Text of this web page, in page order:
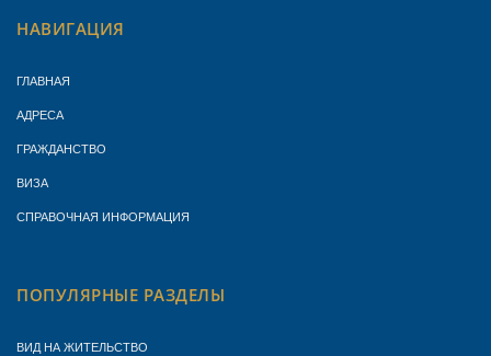
НАВИГАЦИЯ
ГЛАВНАЯ
АДРЕСА
ГРАЖДАНСТВО
ВИЗА
СПРАВОЧНАЯ ИНФОРМАЦИЯ
ПОПУЛЯРНЫЕ РАЗДЕЛЫ
ВИД НА ЖИТЕЛЬСТВО